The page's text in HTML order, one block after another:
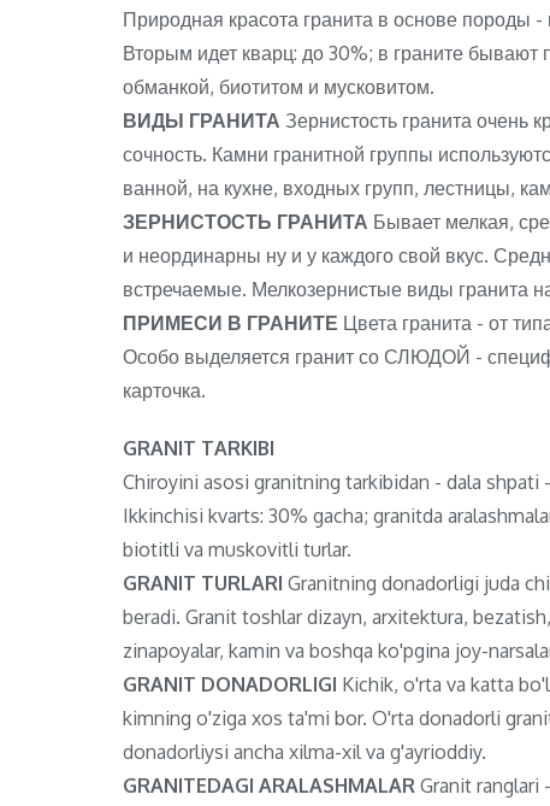
Природная красота гранита в основе породы
Вторым идет кварц: до 30%; в граните бывают
обманкой, биотитом и мусковитом.
ВИДЫ ГРАНИТА Зернистость гранита очень
сочность. Камни гранитной группы
ванной, на кухне, входных групп, лестницы,
ЗЕРНИСТОСТЬ ГРАНИТА Бывает мелкая,
и неординарны ну и у каждого свой вкус.
встречаемые. Мелкозернистые виды гранита
ПРИМЕСИ В ГРАНИТЕ Цвета гранита - от
Особо выделяется гранит со СЛЮДОЙ -
карточка.
GRANIT TARKIBI
Chiroyini asosi granitning tarkibidan - dala shpati
Ikkinchisi kvarts: 30% gacha; granitda
biotitli va muskovitli turlar.
GRANIT TURLARI Granitning donadorligi juda
beradi. Granit toshlar dizayn, arxitektura,
zinapoyalar, kamin va boshqa ko'pgina joy-
GRANIT DONADORLIGI Kichik, o'rta va katta
kimning o'ziga xos ta'mi bor. O'rta donadorli
donadorliysi ancha xilma-xil va g'ayrioddiy.
GRANITEDAGI ARALASHMALAR Granit ranglari